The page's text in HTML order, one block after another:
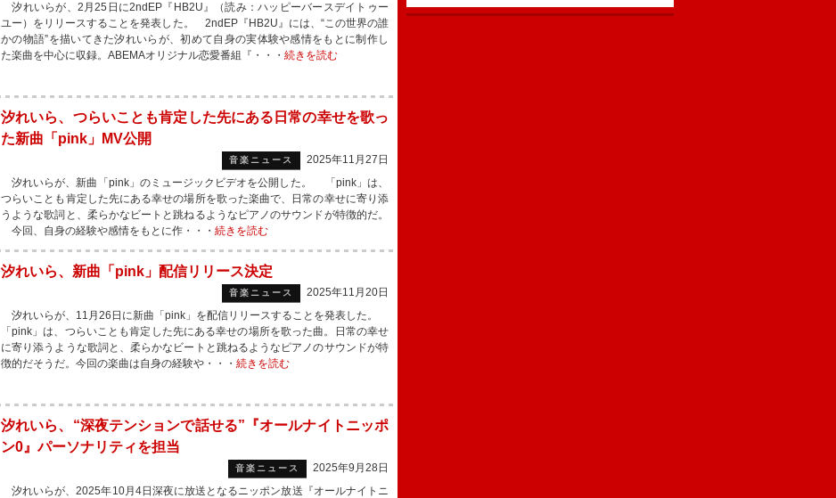
汐れいらが、2月25日に2ndEP『HB2U』（読み：ハッピーバースデイトゥー
ユー）をリリースすることを発表した。 2ndEP『HB2U』には、“この世界の誰
かの物語”を描いてきた汐れいらが、初めて自身の実体験や感情をもとに制作し
た楽曲を中心に収録。ABEMAオリジナル恋愛番組『・・・ 続きを読む
汐れいら、つらいことも肯定した先にある日常の幸せを歌っ
た新曲「pink」MV公開
音楽ニュース
2025年11月27日
汐れいらが、新曲「pink」のミュージックビデオを公開した。 「pink」は、
つらいことも肯定した先にある幸せの場所を歌った楽曲で、日常の幸せに寄り添
うような歌詞と、柔らかなビートと跳ねるようなピアノのサウンドが特徴的だ。
今回、自身の経験や感情をもとに作・・・ 続きを読む
汐れいら、新曲「pink」配信リリース決定
音楽ニュース
2025年11月20日
汐れいらが、11月26日に新曲「pink」を配信リリースすることを発表した。
「pink」は、つらいことも肯定した先にある幸せの場所を歌った曲。日常の幸せ
に寄り添うような歌詞と、柔らかなビートと跳ねるようなピアノのサウンドが特
徴的だそうだ。今回の楽曲は自身の経験や・・・ 続きを読む
汐れいら、“深夜テンションで話せる”『オールナイトニッポ
ン0』パーソナリティを担当
音楽ニュース
2025年9月28日
汐れいらが、2025年10月4日深夜に放送となるニッポン放送『オールナイトニ